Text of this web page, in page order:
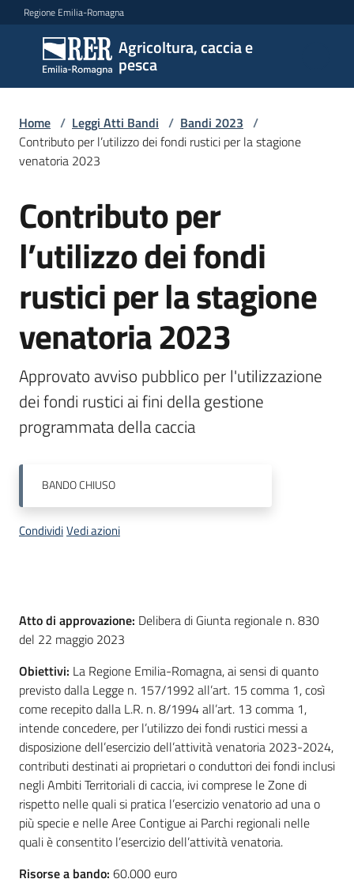
Vai al contenuto
Vai alla navigazione
Vai al footer
Regione Emilia-Romagna
Agricoltura, caccia e
pesca
Agricoltura,
caccia e
pesca
Argomenti
Novità
Servizi
Leggi
atti
bandi
Menu selezionato
Piani
programmi
su
Home / Leggi Atti Bandi / Bandi 2023 /
Contributo per l’utilizzo dei fondi rustici per la stagione
venatoria 2023
Salta al contenuto
Contributo per
l’utilizzo dei fondi
rustici per la stagione
venatoria 2023
Approvato avviso pubblico per l'utilizzazione
dei fondi rustici ai fini della gestione
programmata della caccia
BANDOCHIUSO
CondividiVedi azioni
Descrizione
Atto di approvazione: Delibera di Giunta regionale n. 830
del 22 maggio 2023
Obiettivi: La Regione Emilia-Romagna, ai sensi di quanto
previsto dalla Legge n. 157/1992 all’art. 15 comma 1, così
come recepito dalla L.R. n. 8/1994 all’art. 13 comma 1,
intende concedere, per l’utilizzo dei fondi rustici messi a
disposizione dell’esercizio dell’attività venatoria 2023-2024,
contributi destinati ai proprietari o conduttori dei fondi inclusi
negli Ambiti Territoriali di caccia, ivi comprese le Zone di
rispetto nelle quali si pratica l’esercizio venatorio ad una o
più specie e nelle Aree Contigue ai Parchi regionali nelle
quali è consentito l’esercizio dell’attività venatoria.
Risorse a bando: 60.000 euro